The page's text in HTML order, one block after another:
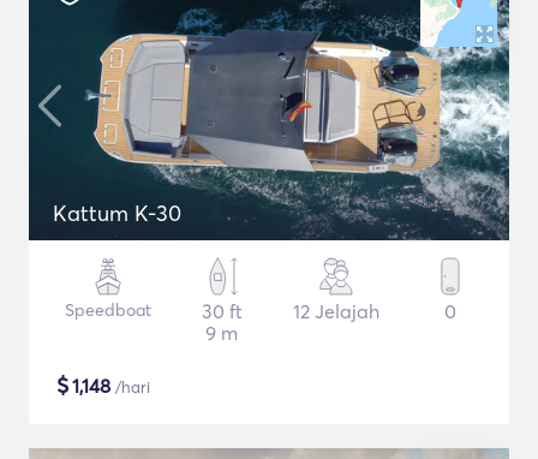
Kattum K-30
Speedboat
30 ft
9 m
12 Jelajah 0
$1,148 /hari